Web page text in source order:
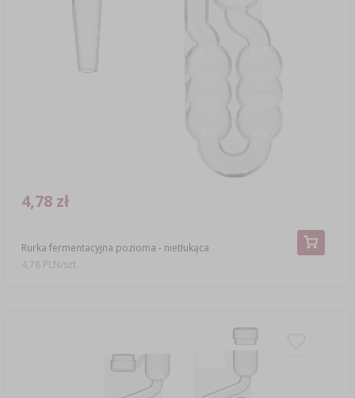
Rurka fermentacyjna pozioma - nietłukąca
4,78 zł
4,78 PLN/szt.